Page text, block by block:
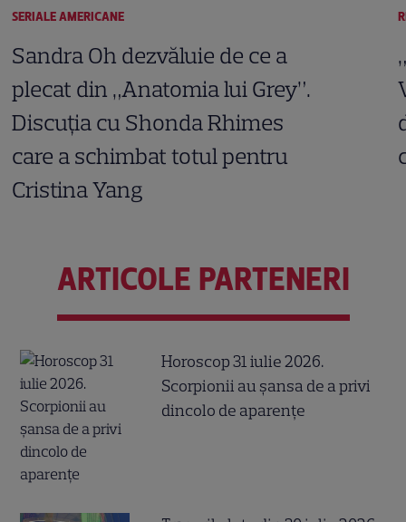
SERIALE AMERICANE
Sandra Oh dezvăluie de ce a
plecat din „Anatomia lui Grey”.
Discuția cu Shonda Rhimes
care a schimbat totul pentru
Cristina Yang
ARTICOLE PARTENERI
Horoscop 31 iulie 2026.
Scorpionii au șansa de a privi
dincolo de aparențe